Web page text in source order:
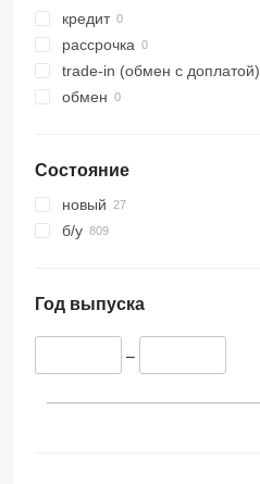
кредит
рассрочка
trade-in (обмен с доплатой)
обмен
Состояние
новый
б/у
Год выпуска
–